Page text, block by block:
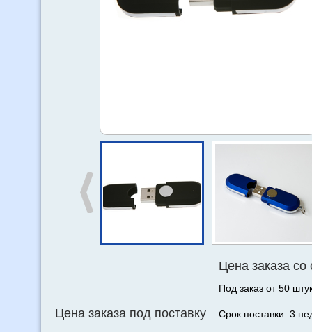
Цена заказа под поставку
Цена заказа со
Под заказ от 50
Срок поставки: 3